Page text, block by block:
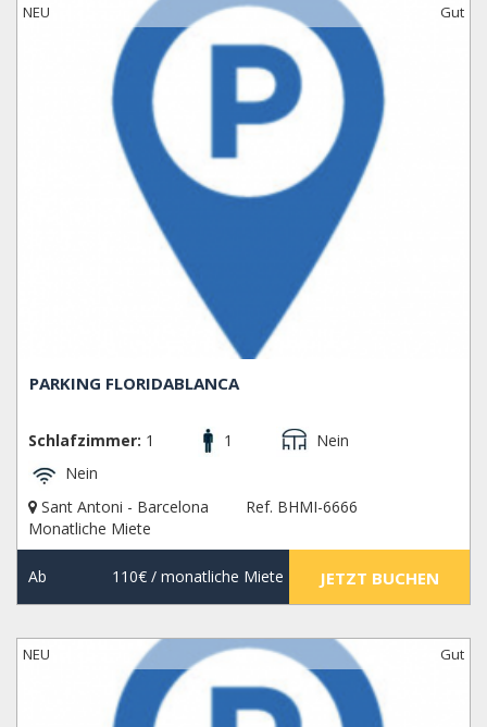
NEU Gut
PARKING FLORIDABLANCA
Schlafzimmer: 1 1
Nein
Nein
Sant Antoni - Barcelona
Ref. BHMI-6666
Monatliche Miete
Ab 110€/ monatliche Miete JETZT BUCHEN
NEU Gut